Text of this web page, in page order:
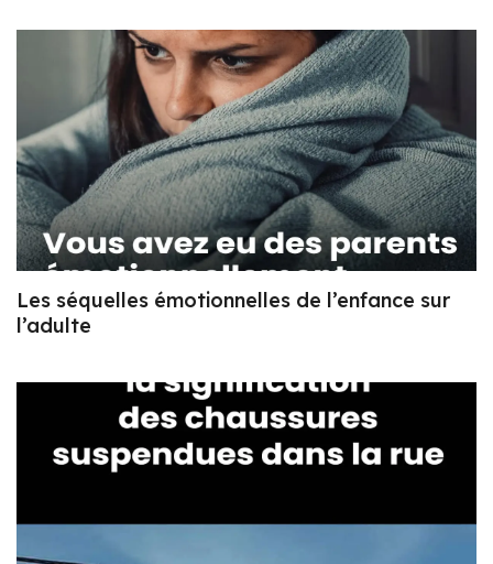
Les séquelles émotionnelles de l’enfance sur
l’adulte